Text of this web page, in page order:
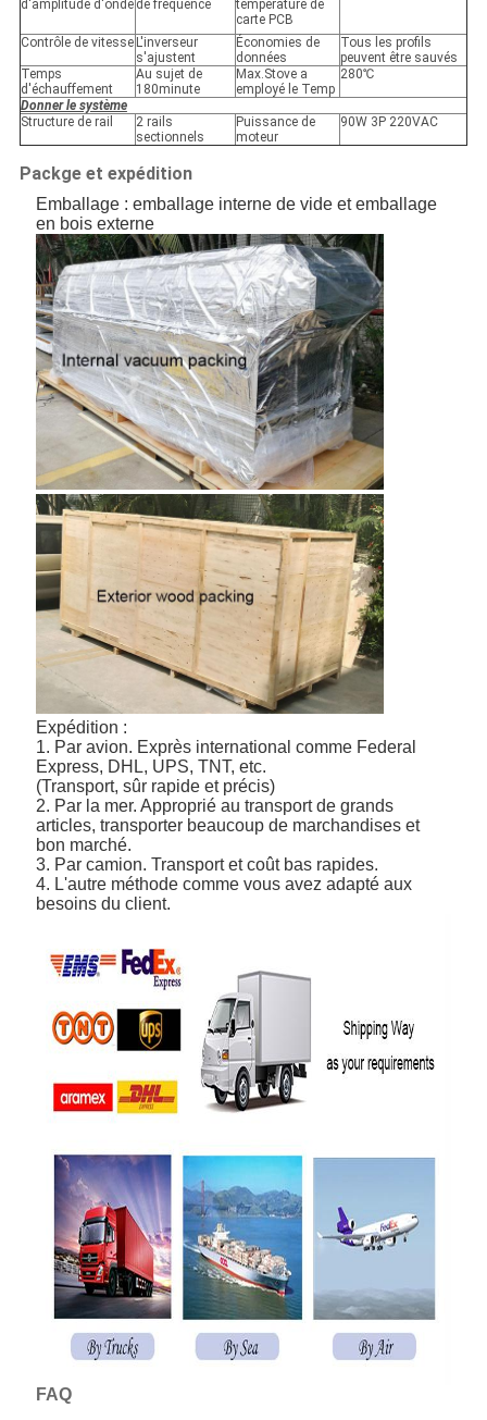
d'amplitude d'onde de fréquence
température de
carte PCB
Contrôle de vitesse L'inverseur
s'ajustent
Économies de
données
Tous les profils
peuvent être sauvés
Temps
d'échauffement
Au sujet de
180minute
Max.Stove a
employé le Temp
280℃
Donner le système
Structure de rail
2 rails
sectionnels
Puissance de
moteur
90W 3P 220VAC
Packge et expédition
Emballage : emballage interne de vide et emballage
en bois externe
Expédition :
1. Par avion. Exprès international comme Federal
Express, DHL, UPS, TNT, etc.
(Transport, sûr rapide et précis)
2. Par la mer. Approprié au transport de grands
articles, transporter beaucoup de marchandises et
bon marché.
3. Par camion. Transport et coût bas rapides.
4. L'autre méthode comme vous avez adapté aux
besoins du client.
FAQ